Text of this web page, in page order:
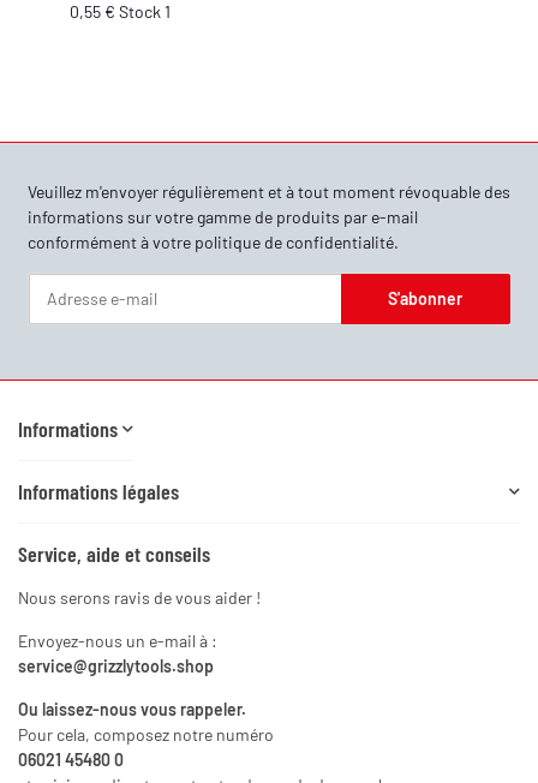
0,55 € Stock 1
Veuillez m'envoyer régulièrement et à tout moment révoquable des
informations sur votre gamme de produits par e-mail
conformément à votre politique de confidentialité.
S'abonner
Informations
Informations légales
Service, aide et conseils
Nous serons ravis de vous aider !
Envoyez-nous un e-mail à :
service@grizzlytools.shop
Ou laissez-nous vous rappeler.
Pour cela, composez notre numéro
06021 45480 0